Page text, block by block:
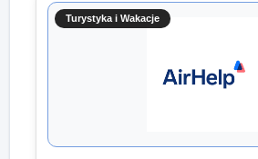
Turystyka i Wakacje